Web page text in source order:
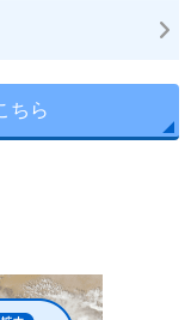
ちら